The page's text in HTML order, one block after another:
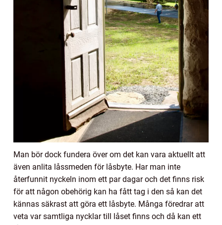
Man bör dock fundera över om det kan vara aktuellt att
även anlita låssmeden för låsbyte. Har man inte
återfunnit nyckeln inom ett par dagar och det finns risk
för att någon obehörig kan ha fått tag i den så kan det
kännas säkrast att göra ett låsbyte. Många föredrar att
veta var samtliga nycklar till låset finns och då kan ett